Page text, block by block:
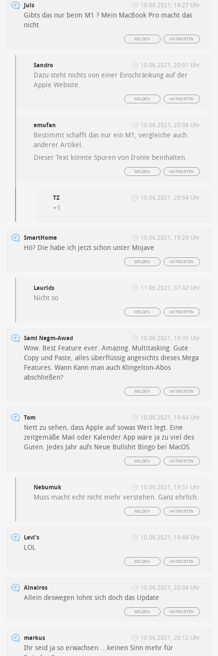
Juls 10.06.2021, 19:27 Uhr
Gibts das nur beim M1 ? Mein MacBook Pro macht das
nicht
ANTWORTEN
MELDEN
Sandro 10.06.2021, 20:01 Uhr
Dazu steht nichts von einer Einschränkung auf der
Apple Website.
ANTWORTEN
MELDEN
emufan 10.06.2021, 20:08 Uhr
Bestimmt schafft das nur ein M1, vergleiche auch
anderer Artikel.
Dieser Text könnte Spuren von Ironie beinhalten.
ANTWORTEN
MELDEN
TZ 10.06.2021, 20:54 Uhr
+1
SmartHome 10.06.2021, 19:29 Uhr
Hö? Die habe ich jetzt schon unter Mojave
ANTWORTEN
MELDEN
Laurids 11.06.2021, 07:42 Uhr
Nicht so
ANTWORTEN
MELDEN
Sami Negm-Awad 10.06.2021, 19:35 Uhr
Wow. Best Feature ever. Amazing. Multitasking. Gute
Copy und Paste, alles überflüssig angesichts dieses Mega
Features. Wann Kann man auch Klingelton-Abos
abschließen?
ANTWORTEN
MELDEN
Tom 10.06.2021, 19:44 Uhr
Nett zu sehen, dass Apple auf sowas Wert legt. Eine
zeitgemäße Mail oder Kalender App wäre ja zu viel des
Guten. Jedes Jahr aufs Neue Bullshit Bingo bei MacOS.
ANTWORTEN
MELDEN
Nebumuk 10.06.2021, 19:51 Uhr
Muss macht echt nicht mehr verstehen. Ganz ehrlich.
ANTWORTEN
MELDEN
Levi's 10.06.2021, 19:48 Uhr
LOL
ANTWORTEN
MELDEN
Ainairos 10.06.2021, 20:04 Uhr
Allein deswegen lohnt sich doch das Update
ANTWORTEN
MELDEN
markus 10.06.2021, 20:12 Uhr
Ihr seid ja so erwachsen….keinen Sinn mehr für